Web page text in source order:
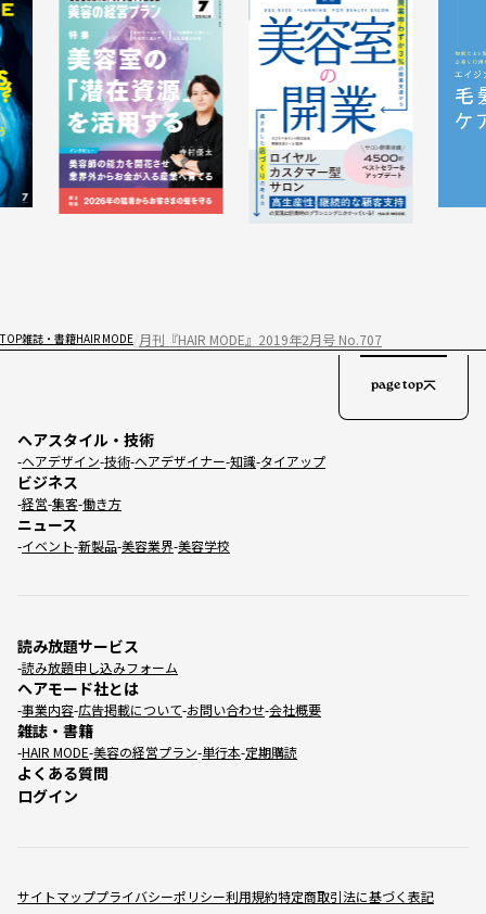
TOP雑誌・書籍HAIR MODE 月刊『HAIR MODE』2019年2月号 No.707
サイトマッププライバシーポリシー利用規約特定商取引法に基づく表記
ヘアスタイル・技術
ヘアデザイン 技術 ヘアデザイナー 知識 タイアップ
ビジネス
経営 集客 働き方
ニュース
イベント 新製品 美容業界 美容学校
読み放題サービス
読み放題申し込みフォーム
ヘアモード社とは
事業内容 広告掲載について お問い合わせ 会社概要
雑誌・書籍
HAIR MODE 美容の経営プラン 単行本 定期購読
よくある質問
ログイン
page top